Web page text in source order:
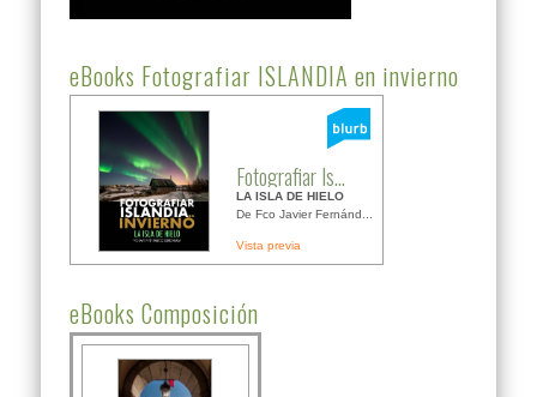
eBooks Fotografiar ISLANDIA en invierno
Fotografiar Is...
LA ISLA DE HIELO
De Fco Javier Fernánd...
Vista previa
eBooks Composición